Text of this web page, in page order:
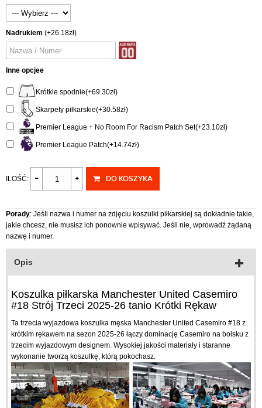
Nadrukiem (+26.18zł)
Inne opcjee
Krótkie spodnie(+69.30zł)
Skarpety piłkarskie(+30.58zł)
Premier League + No Room For Racism Patch Set(+23.10zł)
Premier League Patch(+14.74zł)
ILOŚĆ: DO KOSZYKA
Porady: Jeśli nazwa i numer na zdjęciu koszulki piłkarskiej są dokładnie takie,
jakie chcesz, nie musisz ich ponownie wpisywać. Jeśli nie, wprowadź żądaną
nazwę i numer.
Opis
Koszulka piłkarska Manchester United Casemiro
#18 Strój Trzeci 2025-26 tanio Krótki Rękaw
Ta trzecia wyjazdowa koszulka męska Manchester United Casemiro #18 z
krótkim rękawem na sezon 2025-26 łączy dominację Casemiro na boisku z
trzecim wyjazdowym designem. Wysokiej jakości materiały i staranne
wykonanie tworzą koszulkę, którą pokochasz.